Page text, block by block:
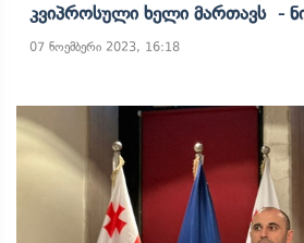
Კვიპროსული Ხელი Მართავს -
07 ნოემბერი 2023, 16:18